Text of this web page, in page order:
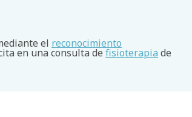
el reconocimiento
en una consulta de fisioterapia de